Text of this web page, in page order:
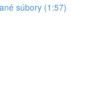
súbory (1:57)